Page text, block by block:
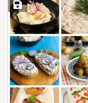
Save Recipe